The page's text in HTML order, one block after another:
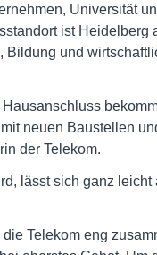
Universität
ist Heidelberg
und
neuen Baustellen
der Telekom.
lässt sich ganz leicht
Telekom eng